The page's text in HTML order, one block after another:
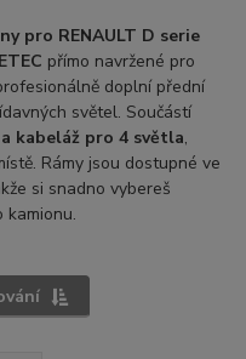
pro RENAULT D serie
přímo navržené pro
doplní přední
světel. Součástí
kabeláž pro 4 světla,
Rámy jsou dostupné ve
si snadno vybereš